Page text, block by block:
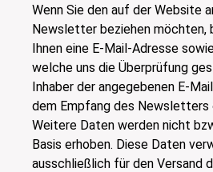
Wenn Sie den auf der Website
Newsletter beziehen möchten,
Ihnen eine E-Mail-Adresse
welche uns die Überprüfung
Inhaber der angegebenen E-
dem Empfang des Newsletters
Weitere Daten werden nicht
Basis erhoben. Diese Daten
ausschließlich für den Versand